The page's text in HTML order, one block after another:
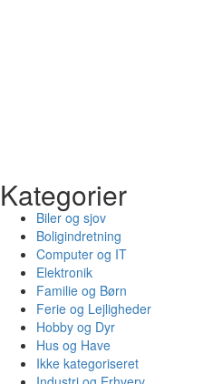
Kategorier
Biler og sjov
Boligindretning
Computer og IT
Elektronik
Familie og Børn
Ferie og Lejligheder
Hobby og Dyr
Hus og Have
Ikke kategoriseret